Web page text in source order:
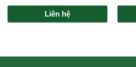
Được
hạng
Liên hệ
Được
hạng